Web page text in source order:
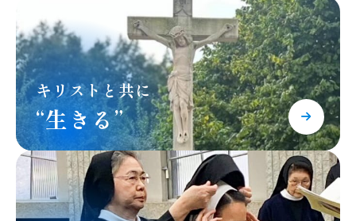
キリストと共に
“生きる”